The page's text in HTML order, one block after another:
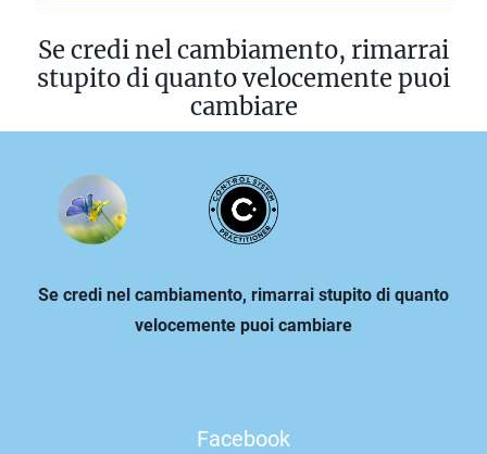
Se credi nel cambiamento, rimarrai
stupito di quanto velocemente puoi
cambiare
Se credi nel cambiamento, rimarrai stupito di quanto
velocemente puoi cambiare
Facebook